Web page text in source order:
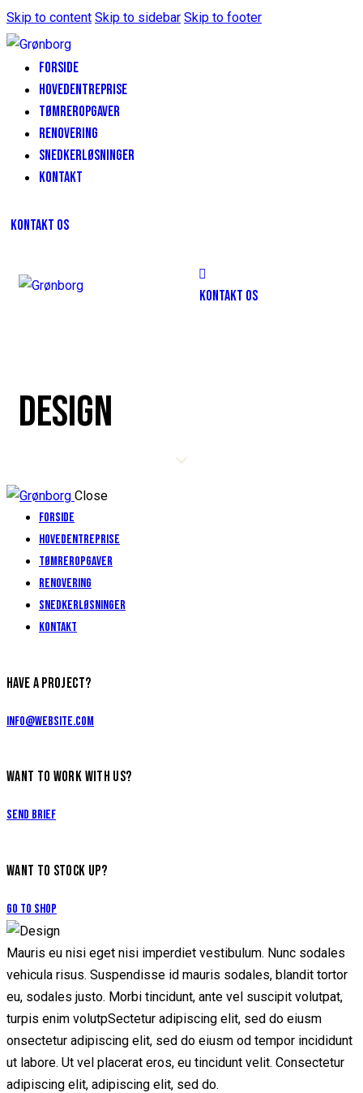
Skip to content Skip to sidebar Skip to footer
FORSIDE
HOVEDENTREPRISE
TØMREROPGAVER
RENOVERING
SNEDKERLØSNINGER
KONTAKT
KONTAKT OS
KONTAKT OS
DESIGN
Close
Forside
Hovedentreprise
Tømreropgaver
Renovering
Snedkerløsninger
Kontakt
HAVE A PROJECT?
info@website.com
WANT TO WORK WITH US?
Send Brief
WANT TO STOCK UP?
Go to Shop
Mauris eu nisi eget nisi imperdiet vestibulum. Nunc sodales
vehicula risus. Suspendisse id mauris sodales, blandit tortor
eu, sodales justo. Morbi tincidunt, ante vel suscipit volutpat,
turpis enim volutpSectetur adipiscing elit, sed do eiusm
onsectetur adipiscing elit, sed do eiusm od tempor incididunt
ut labore. Ut vel placerat eros, eu tincidunt velit. Consectetur
adipiscing elit, adipiscing elit, sed do.